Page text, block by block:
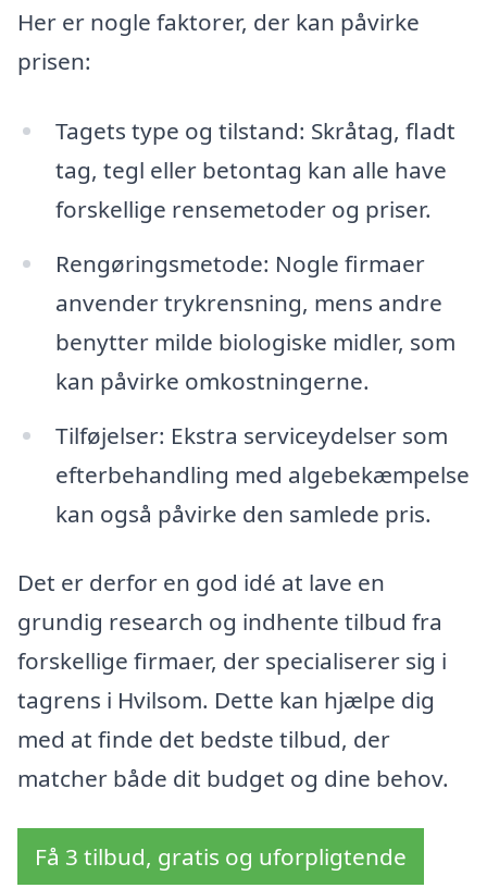
Her er nogle faktorer, der kan påvirke
prisen:
Tagets type og tilstand: Skråtag, fladt
tag, tegl eller betontag kan alle have
forskellige rensemetoder og priser.
Rengøringsmetode: Nogle firmaer
anvender trykrensning, mens andre
benytter milde biologiske midler, som
kan påvirke omkostningerne.
Tilføjelser: Ekstra serviceydelser som
efterbehandling med algebekæmpelse
kan også påvirke den samlede pris.
Det er derfor en god idé at lave en
grundig research og indhente tilbud fra
forskellige firmaer, der specialiserer sig i
tagrens i Hvilsom. Dette kan hjælpe dig
med at finde det bedste tilbud, der
matcher både dit budget og dine behov.
Få 3 tilbud, gratis og uforpligtende